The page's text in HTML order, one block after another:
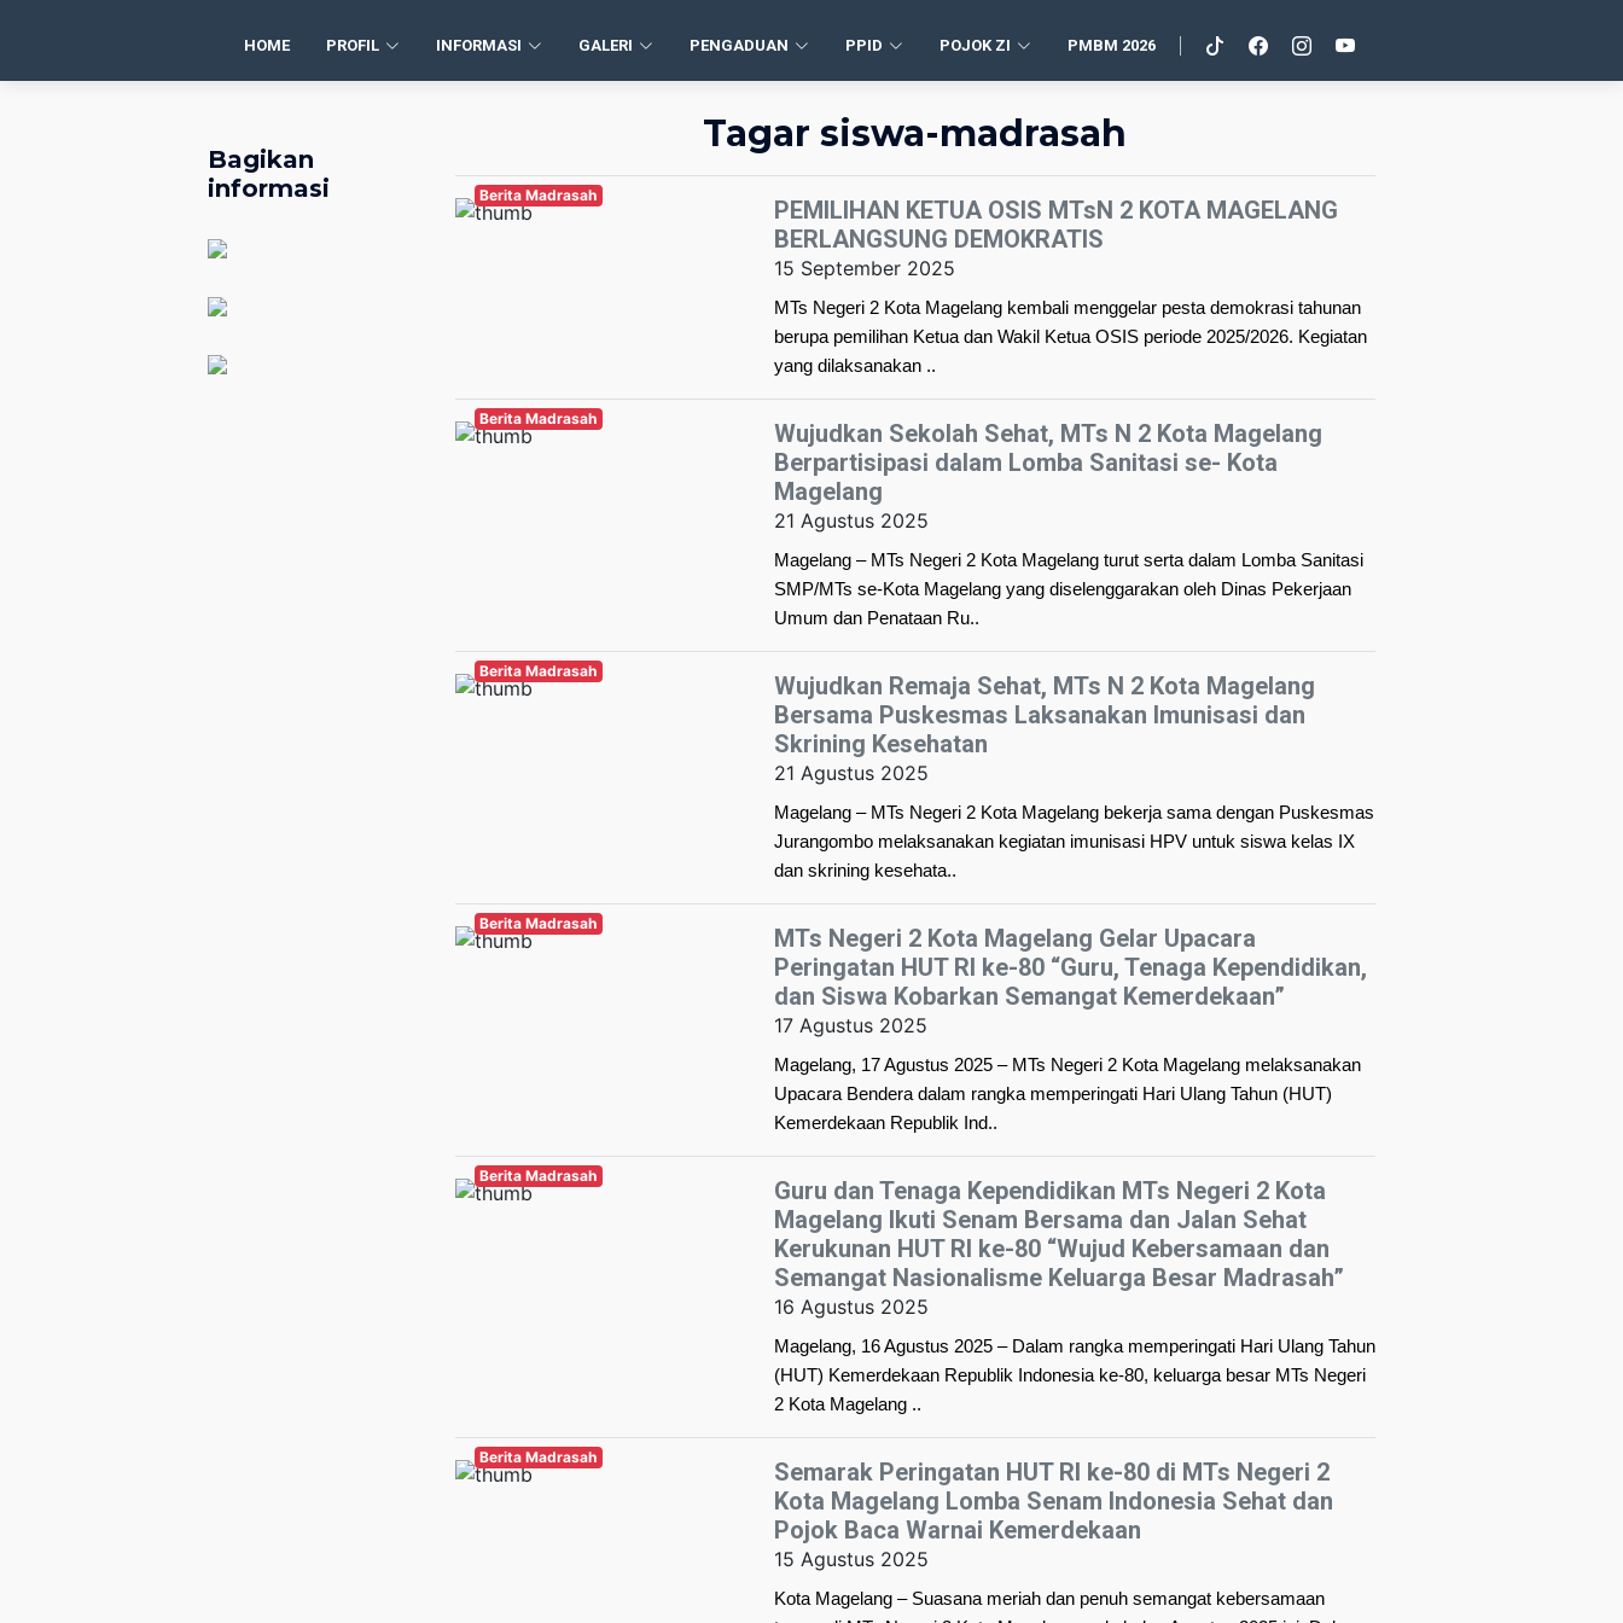
HOME PROFIL INFORMASI GALERI PENGADUAN PPID POJOK ZI PMBM 2026
Bagikan
informasi
Tagar siswa-madrasah
Berita Madrasah
PEMILIHAN KETUA OSIS MTsN 2 KOTA MAGELANG
BERLANGSUNG DEMOKRATIS
15 September 2025
MTs Negeri 2 Kota Magelang kembali menggelar pesta demokrasi tahunan
berupa pemilihan Ketua dan Wakil Ketua OSIS periode 2025/2026. Kegiatan
yang dilaksanakan ..
Berita Madrasah
Wujudkan Sekolah Sehat, MTs N 2 Kota Magelang
Berpartisipasi dalam Lomba Sanitasi se- Kota
Magelang
21 Agustus 2025
Magelang – MTs Negeri 2 Kota Magelang turut serta dalam Lomba Sanitasi
SMP/MTs se-Kota Magelang yang diselenggarakan oleh Dinas Pekerjaan
Umum dan Penataan Ru..
Berita Madrasah
Wujudkan Remaja Sehat, MTs N 2 Kota Magelang
Bersama Puskesmas Laksanakan Imunisasi dan
Skrining Kesehatan
21 Agustus 2025
Magelang – MTs Negeri 2 Kota Magelang bekerja sama dengan Puskesmas
Jurangombo melaksanakan kegiatan imunisasi HPV untuk siswa kelas IX
dan skrining kesehata..
Berita Madrasah
MTs Negeri 2 Kota Magelang Gelar Upacara
Peringatan HUT RI ke-80 “Guru, Tenaga Kependidikan,
dan Siswa Kobarkan Semangat Kemerdekaan”
17 Agustus 2025
Magelang, 17 Agustus 2025 – MTs Negeri 2 Kota Magelang melaksanakan
Upacara Bendera dalam rangka memperingati Hari Ulang Tahun (HUT)
Kemerdekaan Republik Ind..
Berita Madrasah
Guru dan Tenaga Kependidikan MTs Negeri 2 Kota
Magelang Ikuti Senam Bersama dan Jalan Sehat
Kerukunan HUT RI ke-80 “Wujud Kebersamaan dan
Semangat Nasionalisme Keluarga Besar Madrasah”
16 Agustus 2025
Magelang, 16 Agustus 2025 – Dalam rangka memperingati Hari Ulang Tahun
(HUT) Kemerdekaan Republik Indonesia ke-80, keluarga besar MTs Negeri
2 Kota Magelang ..
Berita Madrasah
Semarak Peringatan HUT RI ke-80 di MTs Negeri 2
Kota Magelang Lomba Senam Indonesia Sehat dan
Pojok Baca Warnai Kemerdekaan
15 Agustus 2025
Kota Magelang – Suasana meriah dan penuh semangat kebersamaan